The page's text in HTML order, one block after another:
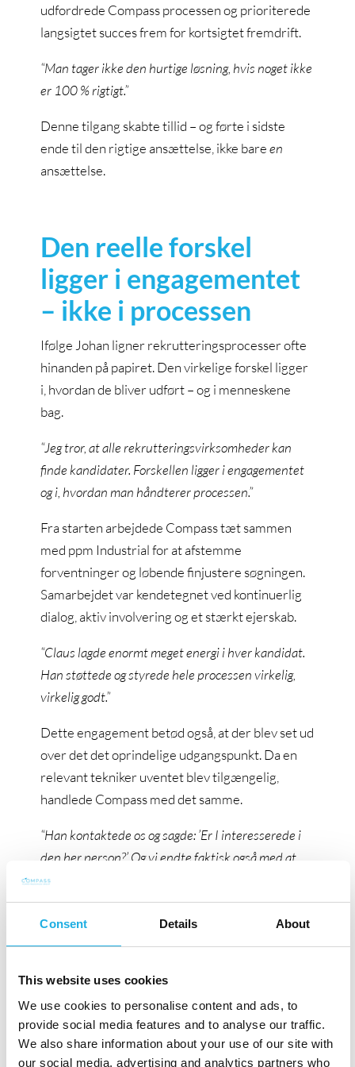
Consent Details About
This website uses cookies
We use cookies to personalise content and ads, to
provide social media features and to analyse our traffic.
We also share information about your use of our site with
our social media, advertising and analytics partners who
udfordrede Compass processen og prioriterede
langsigtet succes frem for kortsigtet fremdrift.
“Man tager ikke den hurtige løsning, hvis noget ikke
er 100 % rigtigt.”
Denne tilgang skabte tillid – og førte i sidste
ende til den rigtige ansættelse, ikke bareen
ansættelse.
Den reelle forskel
ligger i engagementet
– ikke i processen
Ifølge Johan ligner rekrutteringsprocesser ofte
hinanden på papiret. Den virkelige forskel ligger
i, hvordan de bliver udført – og i menneskene
bag.
“Jeg tror, at alle rekrutteringsvirksomheder kan
finde kandidater. Forskellen ligger i engagementet
og i, hvordan man håndterer processen.”
Fra starten arbejdede Compass tæt sammen
med ppm Industrial for at afstemme
forventninger og løbende finjustere søgningen.
Samarbejdet var kendetegnet ved kontinuerlig
dialog, aktiv involvering og et stærkt ejerskab.
“Claus lagde enormt meget energi i hver kandidat.
Han støttede og styrede hele processen virkelig,
virkelig godt.”
Dette engagement betød også, at der blev set ud
over det det oprindelige udgangspunkt. Da en
relevant tekniker uventet blev tilgængelig,
handlede Compass med det samme.
“Han kontaktede os og sagde: ’Er I interesserede i
den her person?’ Og vi endte faktisk også med at
ansætte ham,”
her samarbejde.”